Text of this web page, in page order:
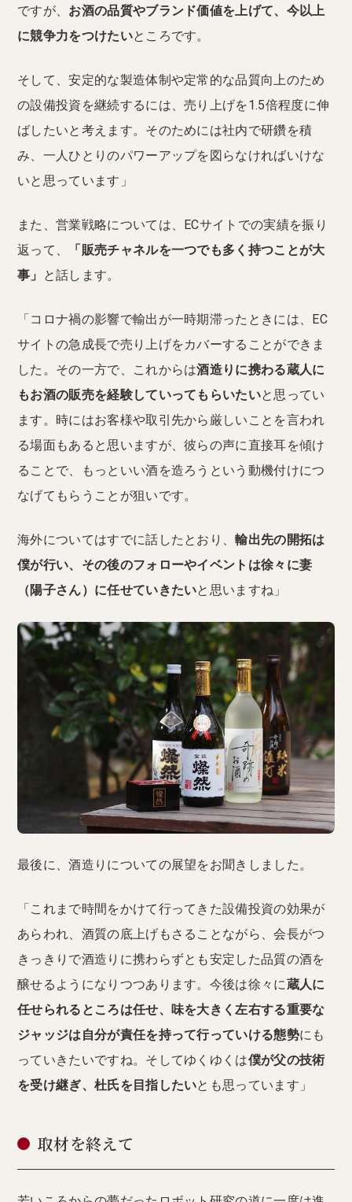
ですが、 お酒の品質やブランド価値を上げて、今以上
に競争力をつけたいところです。
そして、安定的な製造体制や定常的な品質向上のため
の設備投資を継続するには、売り上げを1.5倍程度に伸
ばしたいと考えます。そのためには社内で研鑽を積
み、一人ひとりのパワーアップを図らなければいけな
いと思っています」
また、営業戦略については、ECサイトでの実績を振り
返って、
「販売チャネルを一つでも多く持つことが大
事」
と話します。
「コロナ禍の影響で輸出が一時期滞ったときには、EC
サイトの急成長で売り上げをカバーすることができま
した。その一方で、これからは酒造りに携わる蔵人に
もお酒の販売を経験していってもらいたいと思ってい
ます。時にはお客様や取引先から厳しいことを言われ
る場面もあると思いますが、彼らの声に直接耳を傾け
ることで、もっといい酒を造ろうという動機付けにつ
なげてもらうことが狙いです。
海外についてはすでに話したとおり、輸出先の開拓は
僕が行い、その後のフォローやイベントは徐々に妻
（陽子さん）に任せていきたいと思いますね」
最後に、酒造りについての展望をお聞きしました。
「これまで時間をかけて行ってきた設備投資の効果が
あらわれ、酒質の底上げもさることながら、会長がつ
きっきりで酒造りに携わらずとも安定した品質の酒を
醸せるようになりつつあります。今後は徐々に蔵人に
任せられるところは任せ、味を大きく左右する重要な
ジャッジは自分が責任を持って行っていける態勢にも
っていきたいですね。そしてゆくゆくは僕が父の技術
を受け継ぎ、杜氏を目指したいとも思っています」
取材を終えて